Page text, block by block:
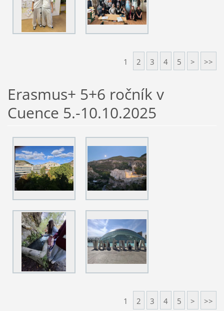
1 2 3 4 5 > >>
Erasmus+ 5+6 ročník v
Cuence 5.-10.10.2025
1 2 3 4 5 > >>